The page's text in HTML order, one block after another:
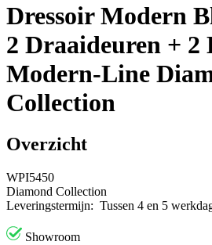
Dressoir Modern
2 Draaideuren + 2
Modern-Line
Collection
Overzicht
WPI5450
Diamond Collection
Leveringstermijn: Tussen 4 en 5
Showroom